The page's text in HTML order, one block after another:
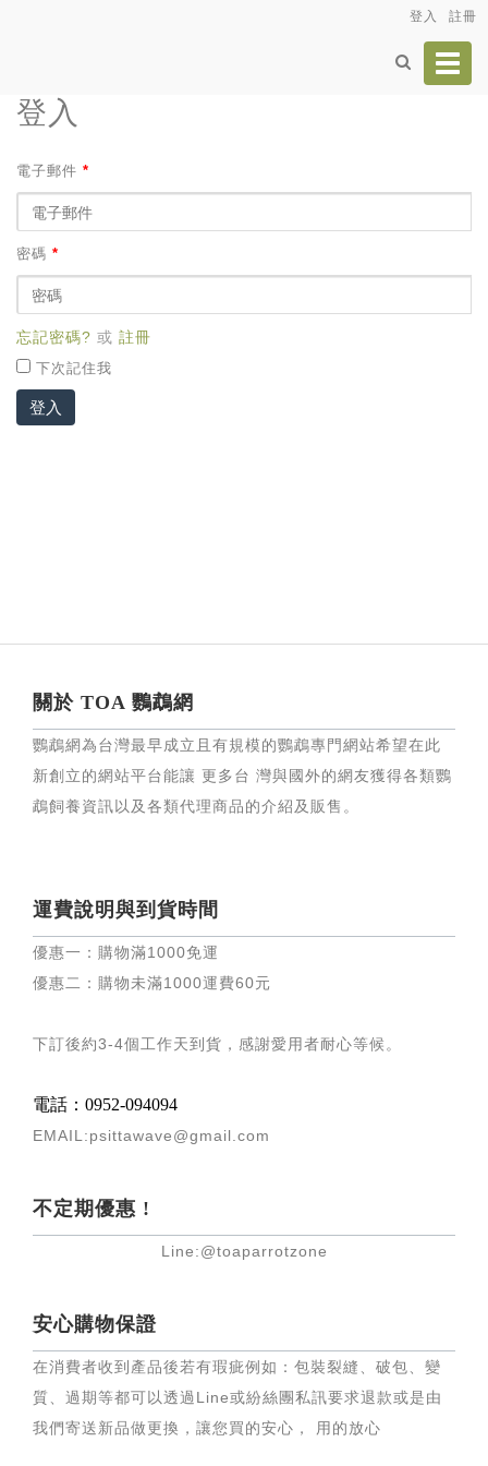
登入 註冊
登入
電子郵件 *
密碼 *
忘記密碼? 或 註冊
下次記住我
登入
關於 TOA 鸚鵡網
鸚鵡網為台灣最早成立且有規模的鸚鵡專門網站希望在此
新創立的網站平台能讓 更多台 灣與國外的網友獲得各類鸚
鵡飼養資訊以及各類代理商品的介紹及販售。
運費說明與到貨時間
優惠一：購物滿1000免運
優惠二：購物未滿1000運費60元
下訂後約3-4個工作天到貨，感謝愛用者耐心等候 。
電話：0952-094094
EMAIL:psittawave@gmail.com
不定期優惠 !
Line:@toaparrotzone
安心購物保證
在消費者收到產品後若有瑕疵例如：包裝裂縫、破包、變
質、過期等都可以透過Line或紛絲團私訊要求退款或是由
我們寄送新品做更換，讓您買的安心， 用的放心